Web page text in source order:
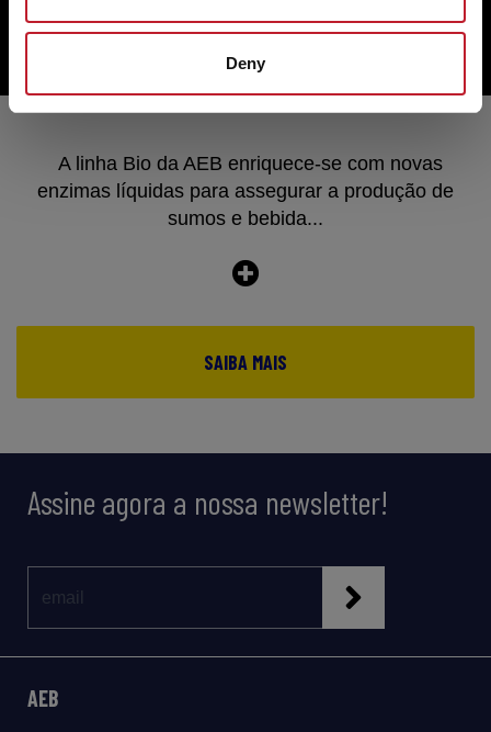
Deny
A linha Bio da AEB enriquece-se com novas
enzimas líquidas para assegurar a produção de
sumos e bebida...
SAIBA MAIS
Assine agora a nossa newsletter!
AEB